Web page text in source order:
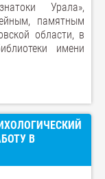
Урала»,
памятным
области, в
имени
В